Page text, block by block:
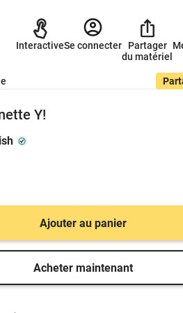
InteractiveSe connecter
Partager
du matériel
Y!
Ajouter au panier
Acheter maintenant